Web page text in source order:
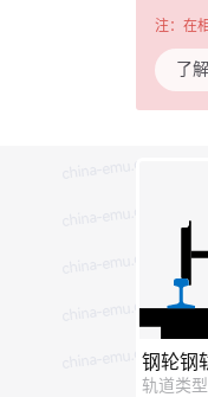
注：在
了
钢轮钢
轨道类型